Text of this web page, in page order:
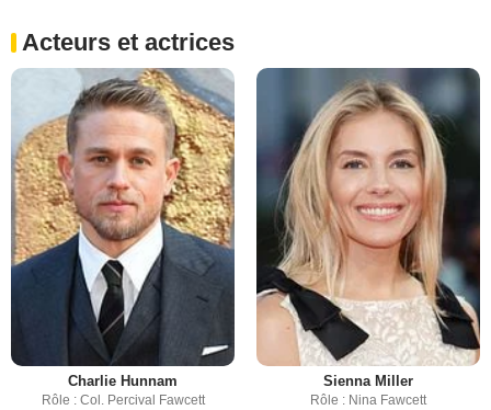
Acteurs et actrices
Charlie Hunnam
Rôle : Col. Percival Fawcett
Sienna Miller
Rôle : Nina Fawcett